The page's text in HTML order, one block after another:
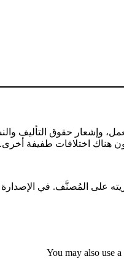
وإشعار حقوق التأليف